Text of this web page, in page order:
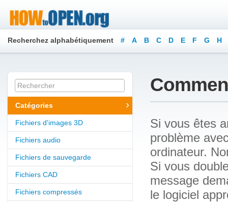
Recherchez alphabétiquement # A B C D E F G H
Catégories
Fichiers d'images 3D
Fichiers audio
Fichiers de sauvegarde
Fichiers CAD
Fichiers compressés
Si vous êtes
problème
ordinateur.
Si vous
message
le logiciel